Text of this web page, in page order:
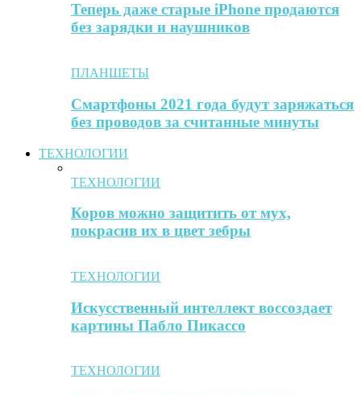
Теперь даже старые iPhone продаются
без зарядки и наушников
ПЛАНШЕТЫ
Смартфоны 2021 года будут заряжаться
без проводов за считанные минуты
ТЕХНОЛОГИИ
ТЕХНОЛОГИИ
Коров можно защитить от мух,
покрасив их в цвет зебры
ТЕХНОЛОГИИ
Искусственный интеллект воссоздает
картины Пабло Пикассо
ТЕХНОЛОГИИ